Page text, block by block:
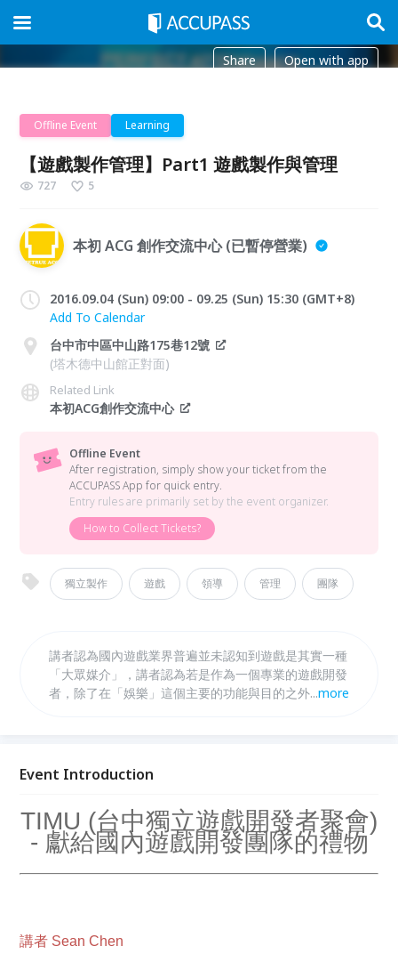
Share Open with app
Offline Event Learning
【遊戲製作管理】Part1 遊戲製作與管理
727 5
本初 ACG 創作交流中心 (已暫停營業)
2016.09.04 (Sun) 09:00 - 09.25 (Sun) 15:30 (GMT+8)
Add To Calendar
台中市中區中山路175巷12號
(塔木德中山館正對面)
Related Link
本初ACG創作交流中心
Offline Event
After registration, simply show your ticket from the
ACCUPASS App for quick entry.
Entry rules are primarily set by the event organizer.
How to Collect Tickets?
獨立製作 遊戲 領導 管理 團隊
講者認為國內遊戲業界普遍並未認知到遊戲是其實一種
「大眾媒介」，講者認為若是作為一個專業的遊戲開發
者，除了在「娛樂」這個主要的功能與目的之外，應當
...more
Event Introduction
TIMU (台中獨立遊戲開發者聚會)
- 獻給國內遊戲開發團隊的禮物
講者 Sean Chen